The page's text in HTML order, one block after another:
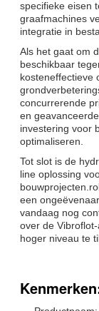
specifieke eisen
graafmachines
integratie in
Als het gaat om
beschikbaar
kosteneffectieve
concurrerende
en
investering voor
optimaliseren.
Tot slot is de
line oplossing
een
vandaag nog
over de
hoger niveau te